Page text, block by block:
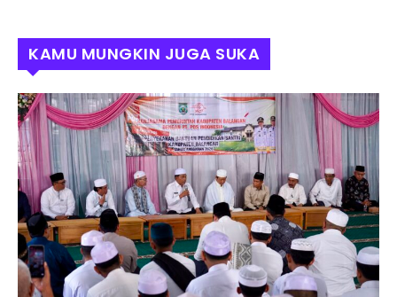
KAMU MUNGKIN JUGA SUKA